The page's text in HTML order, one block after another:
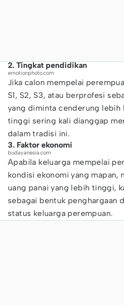
2. Tingkat pendidikan
emotionphoto.com
Jika calon mempelai
S1, S2, S3, atau berprofesi
yang diminta cenderung lebih
tinggi sering kali dianggap
dalam tradisi ini.
3. Faktor ekonomi
budayanesia.com
Apabila keluarga mempelai
kondisi ekonomi yang mapan,
uang panai yang lebih tinggi,
sebagai bentuk penghargaan
status keluarga perempuan.